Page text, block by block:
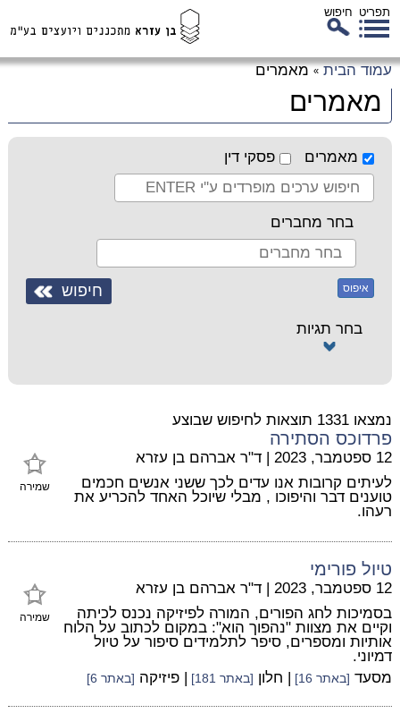
תפריט חיפוש
עמוד הבית » מאמרים
מאמרים
מאמרים פסקי דין
בחר מחברים
איפוס
בחר תגיות
נמצאו 1331 תוצאות לחיפוש שבוצע
פרדוכס הסתירה
שמירה
12 ספטמבר, 2023 | ד"ר אברהם בן עזרא
לעיתים קרובות אנו עדים לכך ששני אנשים חכמים
טוענים דבר והיפוכו , מבלי שיוכל האחד להכריע את
רעהו.
טיול פורימי
שמירה
12 ספטמבר, 2023 | ד"ר אברהם בן עזרא
בסמיכות לחג הפורים, המורה לפיזיקה נכנס לכיתה
וקיים את מצוות "נהפוך הוא": במקום לכתוב על הלוח
אותיות ומספרים, סיפר לתלמידים סיפור על טיול
דמיוני.
מסעד [באתר 16] | חלון [באתר 181] | פיזיקה [באתר 6]